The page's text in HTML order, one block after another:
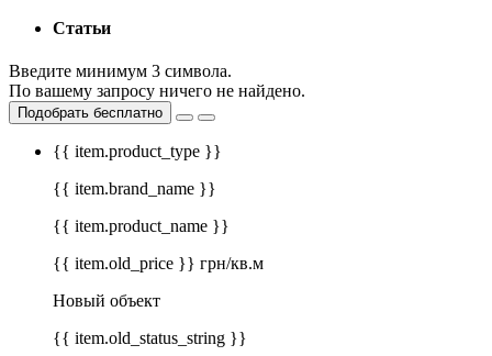
Статьи
Введите минимум 3 символа.
По вашему запросу ничего не найдено.
Подобрать бесплатно
{{ item.product_type }}
{{ item.brand_name }}
{{ item.product_name }}
{{ item.old_price }} грн/кв.м
Новый объект
{{ item.old_status_string }}